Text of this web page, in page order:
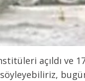
açıldı